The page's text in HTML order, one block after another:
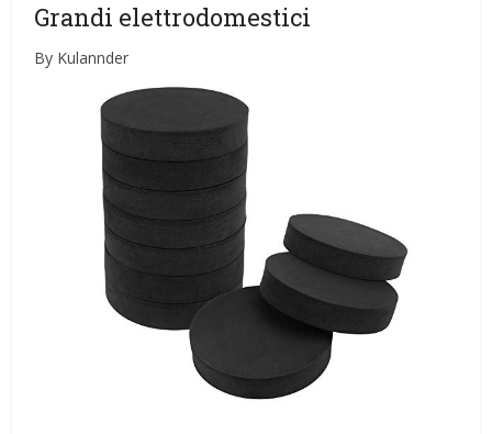
Grandi elettrodomestici
By Kulannder